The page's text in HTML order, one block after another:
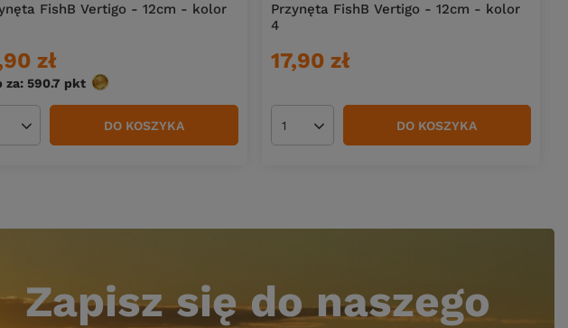
FishB Vertigo - 12cm - kolor
zł
za: 590.7 pkt punktów
produktów DO KOSZYKA
Przynęta FishB Vertigo - 12cm - kolor
4
17,90 zł
Ilość produktów DO KOSZYKA
Zapisz się do naszego